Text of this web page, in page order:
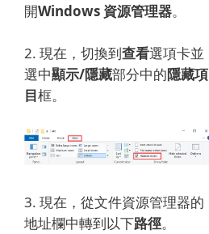
開Windows 資源管理器。
2. 現在，切換到查看選項卡並
選中顯示/隱藏部分中的隱藏項
目框。
3. 現在，從文件資源管理器的
地址欄中轉到以下路徑。